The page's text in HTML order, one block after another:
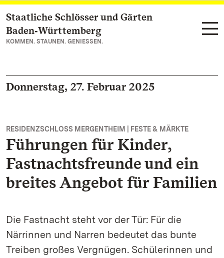
Zum Hauptinhalt springen
Staatliche Schlösser und Gärten
Baden‑Württemberg
KOMMEN. STAUNEN. GENIESSEN.
Donnerstag, 27. Februar 2025
RESIDENZSCHLOSS MERGENTHEIM | FESTE & MÄRKTE
Führungen für Kinder,
Fastnachtsfreunde und ein
breites Angebot für Familien
Die Fastnacht steht vor der Tür: Für die
Närrinnen und Narren bedeutet das bunte
Treiben großes Vergnügen. Schülerinnen und